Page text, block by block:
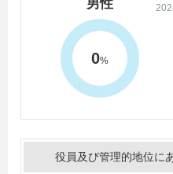
男性
0%
役員及び管理的地位に